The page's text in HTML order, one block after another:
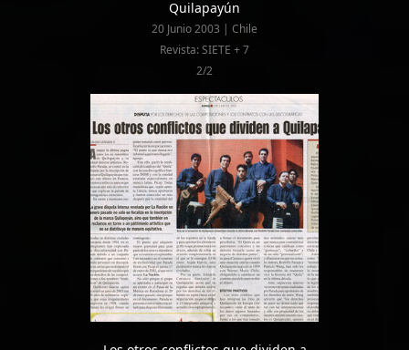
Quilapayún
20 Junio 2003 | Chile
Revista: SIETE + 7
2/2